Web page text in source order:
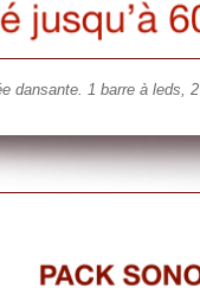
dansante. 1 barre à leds,